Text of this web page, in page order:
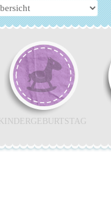
KINDERGEBURTSTAG